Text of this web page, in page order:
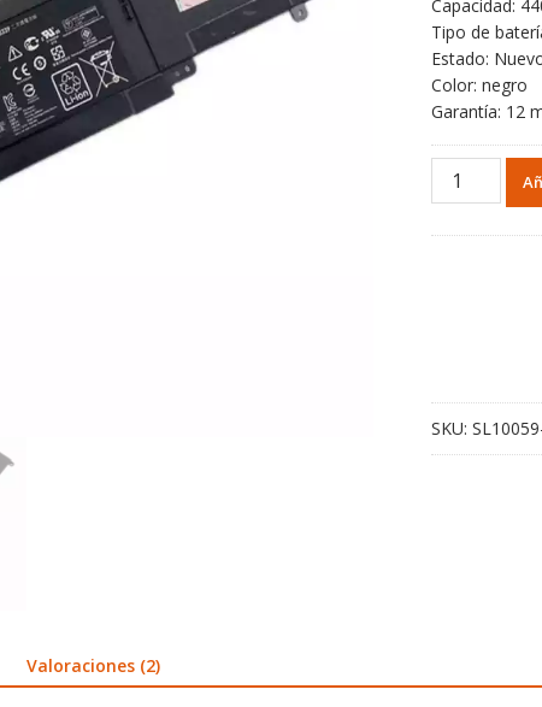
era:
Capacidad:
Tipo de
Estado:
Color: negro
Garantía: 12
Portátil
SKU:
Valoraciones (2)